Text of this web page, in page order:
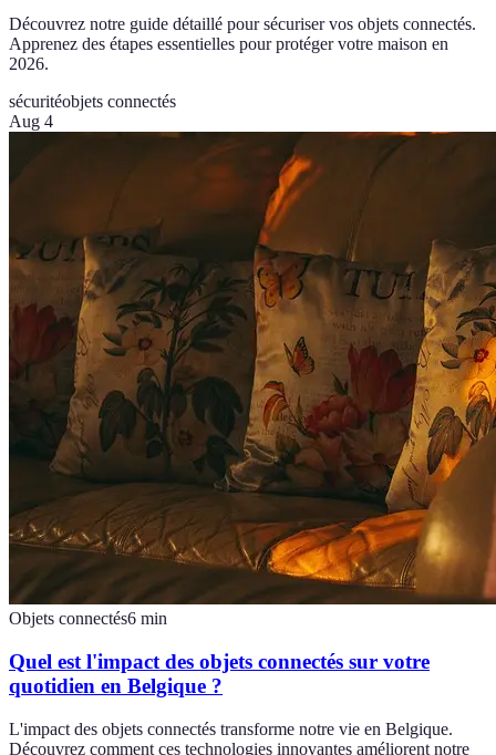
Découvrez notre guide détaillé pour sécuriser vos objets connectés.
Apprenez des étapes essentielles pour protéger votre maison en
2026.
sécuritéobjets connectés
Aug 4
Objets connectés6 min
Quel est l'impact des objets connectés sur votre
quotidien en Belgique ?
L'impact des objets connectés transforme notre vie en Belgique.
Découvrez comment ces technologies innovantes améliorent notre